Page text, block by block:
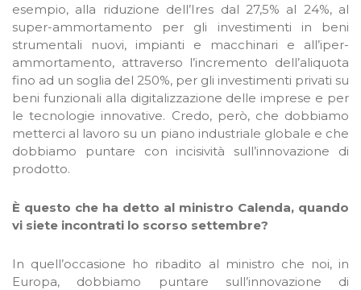
esempio, alla riduzione dell’Ires dal 27,5% al 24%, al
super-ammortamento per gli investimenti in beni
strumentali nuovi, impianti e macchinari e all’iper-
ammortamento, attraverso l’incremento dell’aliquota
fino ad un soglia del 250%, per gli investimenti privati su
beni funzionali alla digitalizzazione delle imprese e per
le tecnologie innovative. Credo, però, che dobbiamo
metterci al lavoro su un piano industriale globale e che
dobbiamo puntare con incisività sull’innovazione di
prodotto.
È questo che ha detto al ministro Calenda, quando
vi siete incontrati lo scorso settembre?
In quell’occasione ho ribadito al ministro che noi, in
Europa, dobbiamo puntare sull’innovazione di